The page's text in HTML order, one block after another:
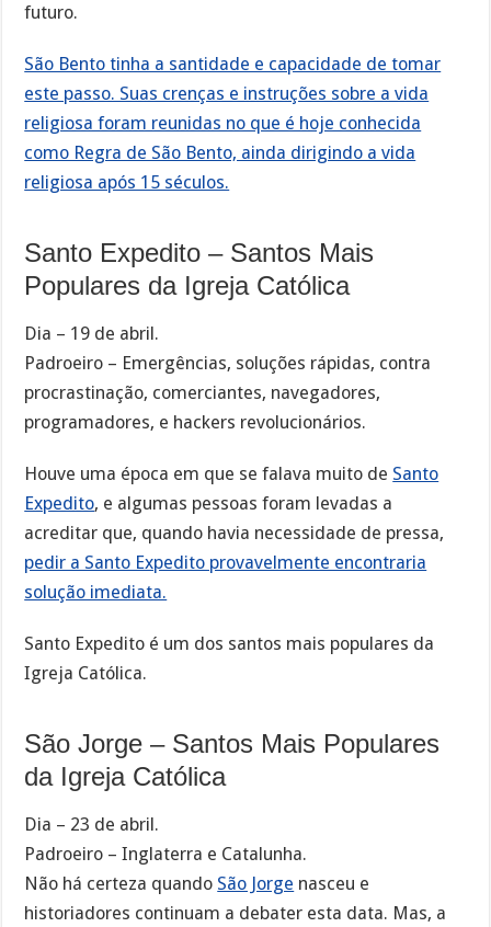
futuro.
São Bento tinha a santidade e capacidade de tomar
este passo. Suas crenças e instruções sobre a vida
religiosa foram reunidas no que é hoje conhecida
como Regra de São Bento, ainda dirigindo a vida
religiosa após 15 séculos.
Santo Expedito – Santos Mais
Populares da Igreja Católica
Dia – 19 de abril.
Padroeiro – Emergências, soluções rápidas, contra
procrastinação, comerciantes, navegadores,
programadores, e hackers revolucionários.
Houve uma época em que se falava muito de Santo
Expedito, e algumas pessoas foram levadas a
acreditar que, quando havia necessidade de pressa,
pedir a Santo Expedito provavelmente encontraria
solução imediata.
Santo Expedito é um dos santos mais populares da
Igreja Católica.
São Jorge – Santos Mais Populares
da Igreja Católica
Dia – 23 de abril.
Padroeiro – Inglaterra e Catalunha.
Não há certeza quando São Jorge nasceu e
historiadores continuam a debater esta data. Mas, a